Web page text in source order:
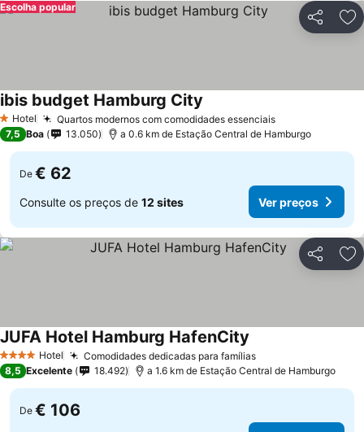
Partilhar
Escolha popular
1 Estrelas
Hotel Quartos modernos com comodidades essenciaisVer preços
ibis budget Hamburg City
7,5 Boa 13.050 a 0.6 km de Estação Central de Hamburgo
De € 62
Consulte os preços de 12 sites Ver preços
Partilhar
4 EstrelasHotel Comodidades dedicadas para famíliasVer preços
JUFA Hotel Hamburg HafenCity
8,5 Excelente 18.492 a 1.6 km de Estação Central de Hamburgo
De € 106